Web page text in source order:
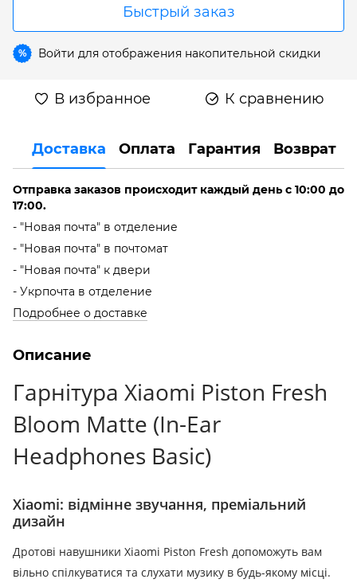
Быстрый заказ
% Войти для отображения накопительной скидки
В избранное К сравнению
Доставка Оплата Гарантия Возврат
Отправка заказов происходит каждый день с 10:00 до
17:00.
- "Новая почта" в отделение
- "Новая почта" в почтомат
- "Новая почта" к двери
- Укрпочта в отделение
Подробнее о доставке
Описание
Гарнітура Xiaomi Piston Fresh
Bloom Matte (In-Ear
Headphones Basic)
Xiaomi: відмінне звучання, преміальний
дизайн
Дротові навушники Xiaomi Piston Fresh допоможуть вам
вільно спілкуватися та слухати музику в будь-якому місці.